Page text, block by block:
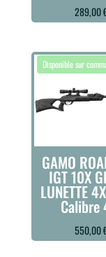
289,00
GAMO
IGT 10X
LUNETTE
Calibre
550,00